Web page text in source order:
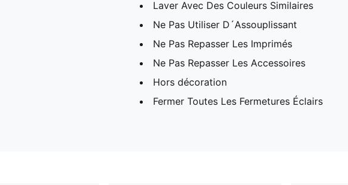
Laver Avec Des Couleurs Similaires
Ne Pas Utiliser D´Assouplissant
Ne Pas Repasser Les Imprimés
Ne Pas Repasser Les Accessoires
Hors décoration
Fermer Toutes Les Fermetures Éclairs